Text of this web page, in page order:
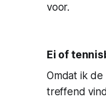
voor.
Ei of
Omdat ik de
treffend